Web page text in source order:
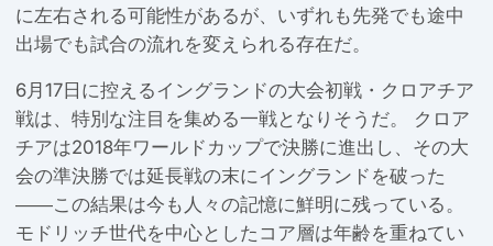
に左右される可能性があるが、いずれも先発でも途中
出場でも試合の流れを変えられる存在だ。
6月17日に控えるイングランドの大会初戦・クロアチア
戦は、特別な注目を集める一戦となりそうだ。 クロア
チアは2018年ワールドカップで決勝に進出し、その大
会の準決勝では延長戦の末にイングランドを破った
――この結果は今も人々の記憶に鮮明に残っている。
モドリッチ世代を中心としたコア層は年齢を重ねてい